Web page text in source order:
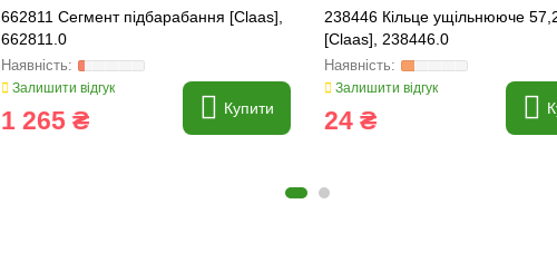
662811 Сегмент підбарабання [Claas],
662811.0
Залишити відгук
1 265 ₴ Купити
238446 Кільце ущільнююче
[Claas], 238446.0
Залишити відгук
24 ₴